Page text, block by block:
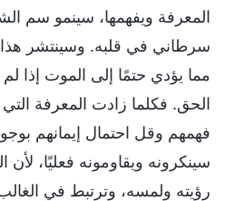
المعرفة ويفهمها، سينمو سم
سرطاني في قلبه. وسينتشر
مما يؤدي حتمًا إلى الموت إذا
الحق. فكلما زادت المعرفة التي
فهمهم وقل احتمال إيمانهم
سينكرونه ويقاومونه فعليًا،
رؤيته ولمسه، وترتبط في